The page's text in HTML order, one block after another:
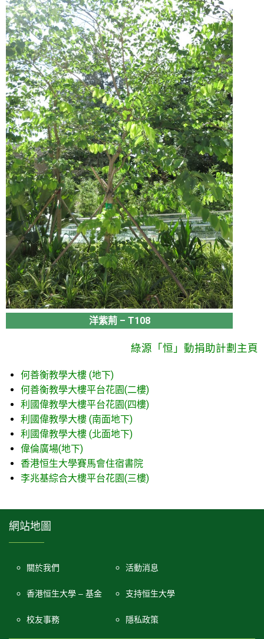
洋紫荊 – T108
綠源「恒」動捐助計劃主頁
何善衡教學大樓 (地下)
何善衡教學大樓平台花園(二樓)
利國偉教學大樓平台花園(四樓)
利國偉教學大樓 (南面地下)
利國偉教學大樓 (北面地下)
偉倫廣場(地下)
香港恒生大學賽馬會住宿書院
李兆基綜合大樓平台花園(三樓)
網站地圖
關於我們 活動消息
香港恒生大學 – 基金 支持恒生大學
校友事務 隱私政策